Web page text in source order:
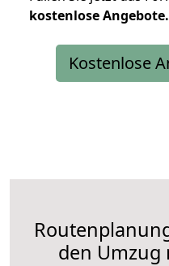
kostenloseAngebote.
Kostenlose
den Umzug